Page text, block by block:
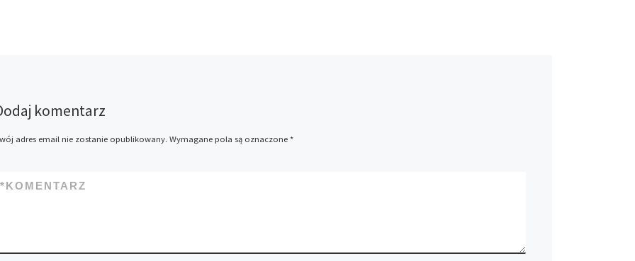
komentarz
adres email nie zostanie opublikowany. Wymagane pola są oznaczone *
KOMENTARZ
*